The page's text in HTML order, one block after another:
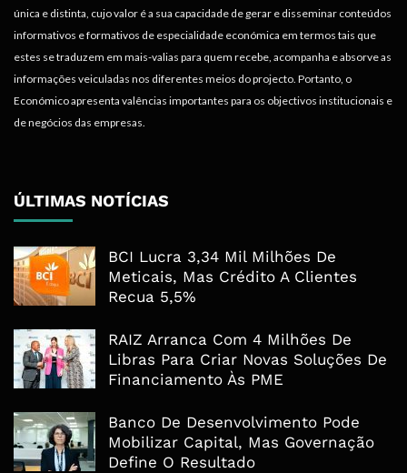
única e distinta, cujo valor é a sua capacidade de gerar e disseminar conteúdos
informativos e formativos de especialidade económica em termos tais que
estes se traduzem em mais-valias para quem recebe, acompanha e absorve as
informações veiculadas nos diferentes meios do projecto. Portanto, o
Económico apresenta valências importantes para os objectivos institucionais e
de negócios das empresas.
ÚLTIMAS NOTÍCIAS
BCI Lucra 3,34 Mil Milhões De
Meticais, Mas Crédito A Clientes
Recua 5,5%
RAIZ Arranca Com 4 Milhões De
Libras Para Criar Novas Soluções De
Financiamento Às PME
Banco De Desenvolvimento Pode
Mobilizar Capital, Mas Governação
Define O Resultado